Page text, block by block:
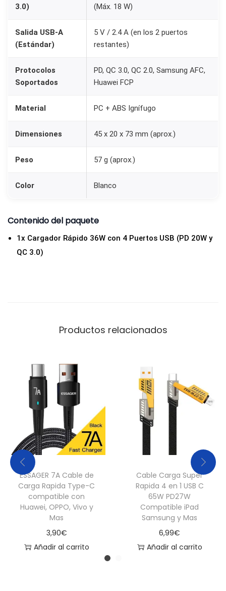
3.0)
(Máx. 18 W)
Salida USB-A
(Estándar)
5 V / 2.4 A (en los 2 puertos
restantes)
Protocolos
Soportados
PD, QC 3.0, QC 2.0, Samsung AFC,
Huawei FCP
Material PC + ABS Ignífugo
Dimensiones 45 x 20 x 73 mm (aprox.)
Peso 57 g (aprox.)
Color Blanco
Contenido del paquete
1x Cargador Rápido 36W con 4 Puertos USB (PD 20W y
QC 3.0)
Productos relacionados
ESSAGER 7A Cable de
Carga Rapida Type-C
compatible con
Huawei, OPPO, Vivo y
Mas
3,90€
Añadir al carrito
Cable Carga Super
Rapida 4 en 1 USB C
65W PD27W
Compatible iPad
Samsung y Mas
6,99€
Añadir al carrito